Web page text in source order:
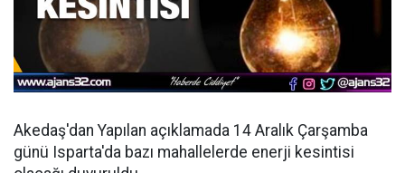
Akedaş'dan Yapılan açıklamada 14 Aralık Çarşamba
günü Isparta'da bazı mahallelerde enerji kesintisi